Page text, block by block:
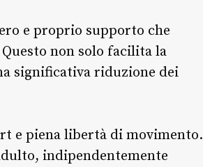
e proprio supporto che
non solo facilita la
significativa riduzione dei
e piena libertà di movimento.
indipendentemente